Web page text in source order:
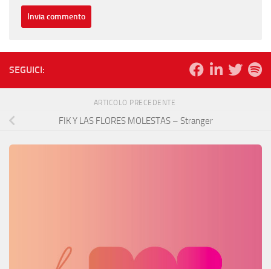
SEGUICI:
ARTICOLO PRECEDENTE
FIK Y LAS FLORES MOLESTAS – Stranger